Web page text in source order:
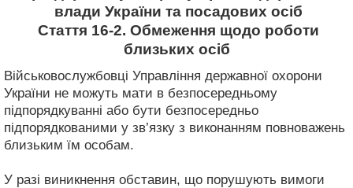
влади України та посадових осіб
Стаття 16-2. Обмеження щодо роботи
близьких осіб
Військовослужбовці Управління державної охорони
України не можуть мати в безпосередньому
підпорядкуванні або бути безпосередньо
підпорядкованими у зв’язку з виконанням повноважень
близьким їм особам.
У разі виникнення обставин, що порушують вимоги